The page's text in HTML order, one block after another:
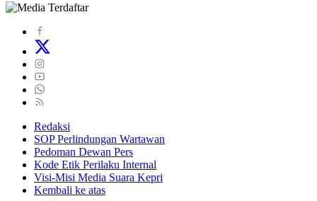
Redaksi
SOP Perlindungan Wartawan
Pedoman Dewan Pers
Kode Etik Perilaku Internal
Visi-Misi Media Suara Kepri
Kembali ke atas